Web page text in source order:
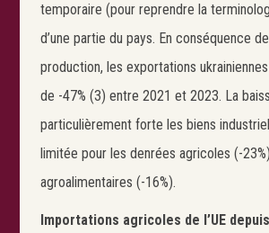
temporaire (pour reprendre la
d’une partie du pays. En conséquence
production, les exportations
de -47% (3) entre 2021 et 2023. La
particulièrement forte les biens
limitée pour les denrées agricoles (-
agroalimentaires (-16%).
Importations agricoles de l’UE